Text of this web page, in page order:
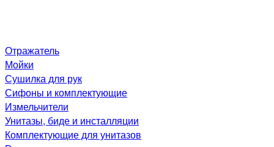
Отражатель
Мойки
Сушилка для рук
Сифоны и комплектующие
Измельчители
Унитазы, биде и инсталляции
Комплектующие для унитазов